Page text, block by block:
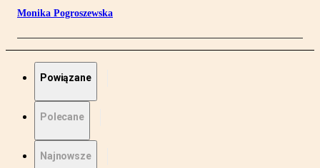
Monika Pogroszewska
Powiązane
Polecane
Najnowsze